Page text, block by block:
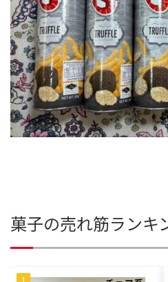
菓子の売れ筋ランキ